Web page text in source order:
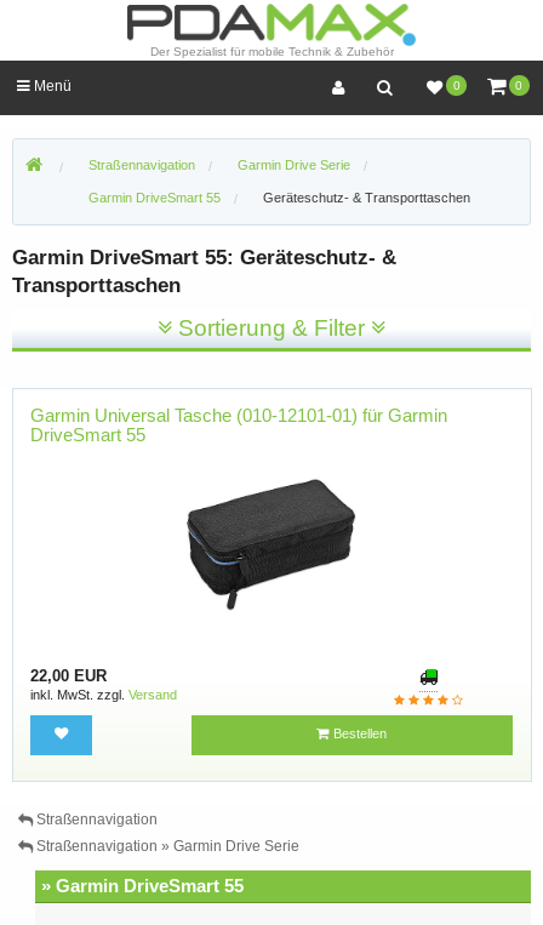
Der Spezialist für mobile Technik & Zubehör
0 0
Menü
Straßennavigation Garmin Drive Serie
Garmin DriveSmart 55 Geräteschutz- & Transporttaschen
Garmin DriveSmart 55: Geräteschutz- &
Transporttaschen
Sortierung & Filter
Garmin Universal Tasche (010-12101-01) für Garmin
DriveSmart 55
22,00 EUR
inkl. MwSt. zzgl. Versand
Bestellen
Straßennavigation
Straßennavigation » Garmin Drive Serie
» Garmin DriveSmart 55